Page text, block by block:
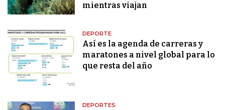
mientras viajan
DEPORTE
Así es la agenda de carreras y
maratones a nivel global para lo
que resta del año
DEPORTES